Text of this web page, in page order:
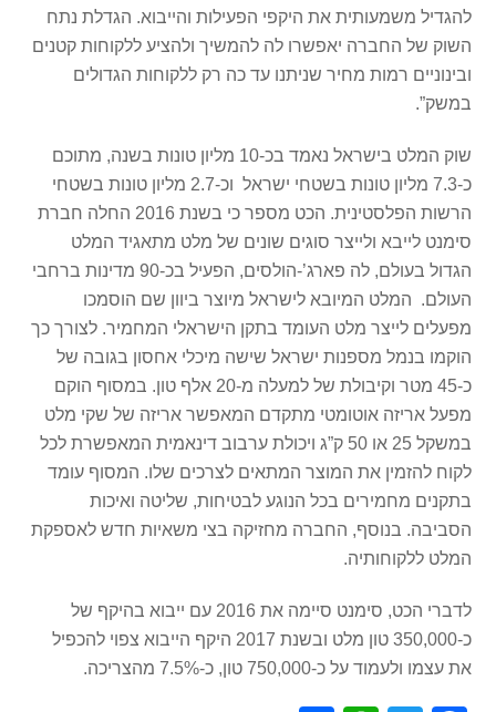
להגדיל משמעותית את היקפי הפעילות והייבוא. הגדלת נתח
השוק של החברה יאפשרו לה להמשיך ולהציע ללקוחות קטנים
ובינוניים רמות מחיר שניתנו עד כה רק ללקוחות הגדולים
במשק”.
שוק המלט בישראל נאמד בכ-10 מליון טונות בשנה, מתוכם
כ-7.3 מליון טונות בשטחי ישראל וכ-2.7 מליון טונות בשטחי
הרשות הפלסטינית. הכט מספר כי בשנת 2016 החלה חברת
סימנט לייבא ולייצר סוגים שונים של מלט מתאגיד המלט
הגדול בעולם, לה פארג’-הולסים, הפעיל בכ-90 מדינות ברחבי
העולם. המלט המיובא לישראל מיוצר ביוון שם הוסמכו
מפעלים לייצר מלט העומד בתקן הישראלי המחמיר. לצורך כך
הוקמו בנמל מספנות ישראל שישה מיכלי אחסון בגובה של
כ-45 מטר וקיבולת של למעלה מ-20 אלף טון. במסוף הוקם
מפעל אריזה אוטומטי מתקדם המאפשר אריזה של שקי מלט
במשקל 25 או 50 ק”ג ויכולת ערבוב דינאמית המאפשרת לכל
לקוח להזמין את המוצר המתאים לצרכים שלו. המסוף עומד
בתקנים מחמירים בכל הנוגע לבטיחות, שליטה ואיכות
הסביבה. בנוסף, החברה מחזיקה בצי משאיות חדש לאספקת
המלט ללקוחותיה.
לדברי הכט, סימנט סיימה את 2016 עם ייבוא בהיקף של
כ-350,000 טון מלט ובשנת 2017 היקף הייבוא צפוי להכפיל
את עצמו ולעמוד על כ-750,000 טון, כ-7.5% מהצריכה.